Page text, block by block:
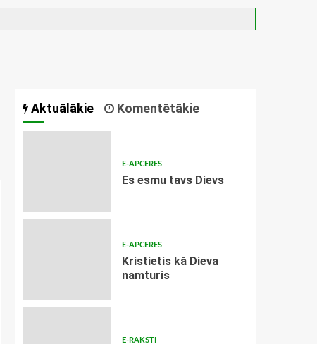
Aktuālākie Komentētākie
E-APCERES
Es esmu tavs Dievs
E-APCERES
Kristietis kā Dieva
namturis
E-RAKSTI